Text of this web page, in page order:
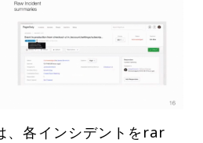
各インシデントをrar